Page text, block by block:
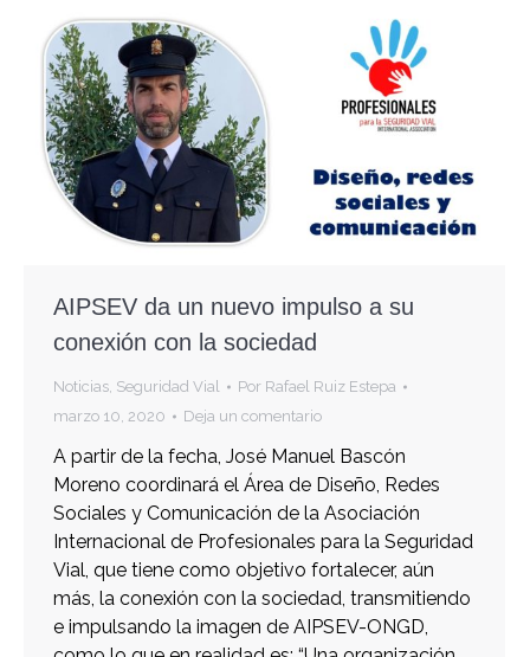
AIPSEV da un nuevo impulso a su
conexión con la sociedad
Noticias, Seguridad Vial Por Rafael Ruiz Estepa
marzo 10, 2020
Deja un comentario
A partir de la fecha, José Manuel Bascón
Moreno coordinará el Área de Diseño, Redes
Sociales y Comunicación de la Asociación
Internacional de Profesionales para la Seguridad
Vial, que tiene como objetivo fortalecer, aún
más, la conexión con la sociedad, transmitiendo
e impulsando la imagen de AIPSEV-ONGD,